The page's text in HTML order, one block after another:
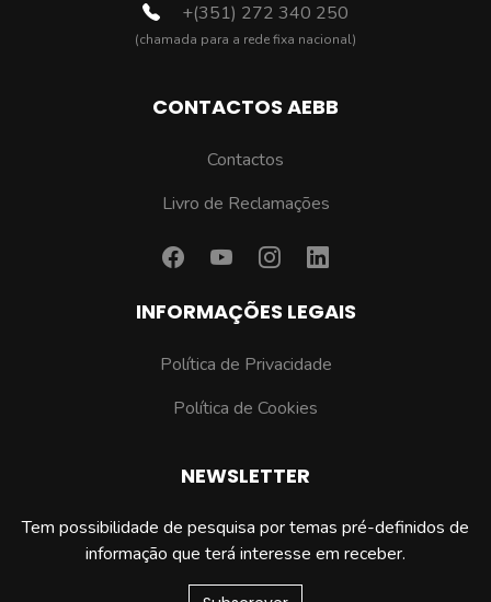
+(351) 272 340 250
(chamada para a rede fixa nacional)
CONTACTOS AEBB
Contactos
Livro de Reclamações
INFORMAÇÕES LEGAIS
Política de Privacidade
Política de Cookies
NEWSLETTER
Tem possibilidade de pesquisa por temas pré-definidos de
informação que terá interesse em receber.